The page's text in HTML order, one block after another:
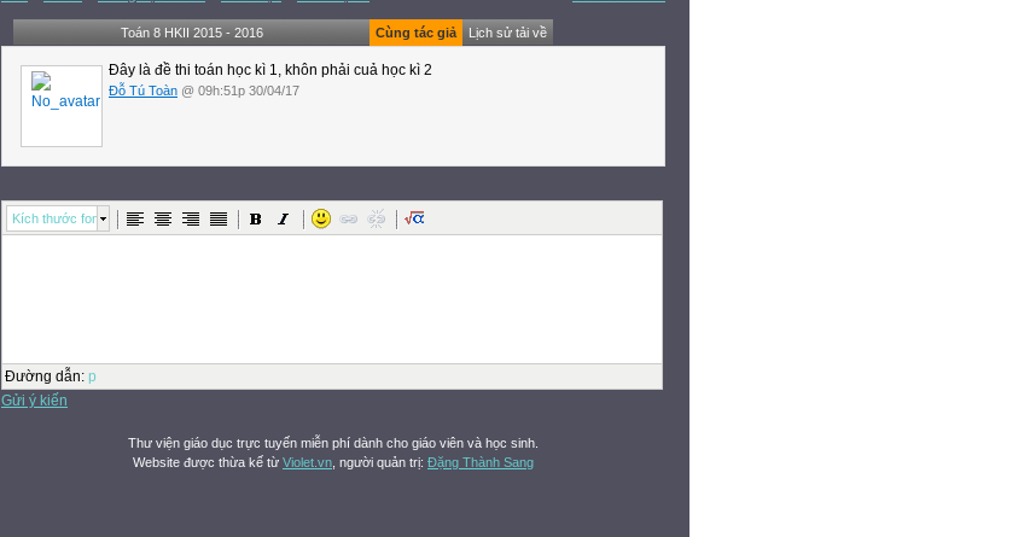
Toán 8 HKII 2015 - 2016 Cùng tác giả Lịch sử tải về
Đây là đề thi toán học kì 1, khôn phải cuả học kì 2
Đỗ Tú Toàn @ 09h:51p 30/04/17
Kích thước font
Đường dẫn: p
Gửi ý kiến
Thư viện giáo dục trực tuyến miễn phí dành cho giáo viên và học sinh.
Website được thừa kế từ Violet.vn , người quản trị: Đặng Thành Sang